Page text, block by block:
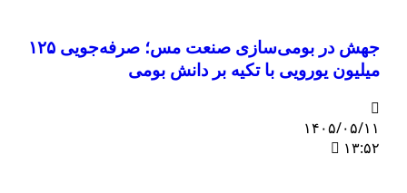
جهش در بومی‌سازی صنعت مس؛ صرفه‌جویی ۱۲۵
میلیون یورویی با تکیه بر دانش بومی
۱۴۰۵/۰۵/۱۱
۱۳:۵۲